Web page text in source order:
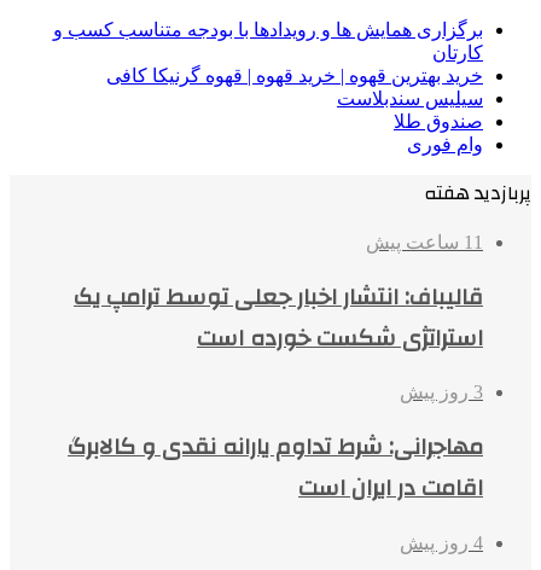
برگزاری همایش ها و رویدادها با بودجه متناسب کسب و
کارتان
خرید بهترین قهوه | خرید قهوه | قهوه گرنیکا کافی
سیلیس سندبلاست
صندوق طلا
وام فوری
پربازدید هفته
11 ساعت پیش
قالیباف: انتشار اخبار جعلی توسط ترامپ یک
استراتژی شکست خورده است
3 روز پیش
مهاجرانی: شرط تداوم یارانه نقدی و کالابرگ
اقامت در ایران است
4 روز پیش